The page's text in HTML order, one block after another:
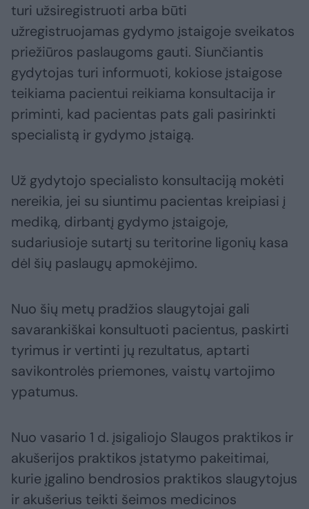
turi užsiregistruoti arba būti
užregistruojamas gydymo įstaigoje sveikatos
priežiūros paslaugoms gauti. Siunčiantis
gydytojas turi informuoti, kokiose įstaigose
teikiama pacientui reikiama konsultacija ir
priminti, kad pacientas pats gali pasirinkti
specialistą ir gydymo įstaigą.
Už gydytojo specialisto konsultaciją mokėti
nereikia, jei su siuntimu pacientas kreipiasi į
mediką, dirbantį gydymo įstaigoje,
sudariusioje sutartį su teritorine ligonių kasa
dėl šių paslaugų apmokėjimo.
Nuo šių metų pradžios slaugytojai gali
savarankiškai konsultuoti pacientus, paskirti
tyrimus ir vertinti jų rezultatus, aptarti
savikontrolės priemones, vaistų vartojimo
ypatumus.
Nuo vasario 1 d. įsigaliojo Slaugos praktikos ir
akušerijos praktikos įstatymo pakeitimai,
kurie įgalino bendrosios praktikos slaugytojus
ir akušerius teikti šeimos medicinos